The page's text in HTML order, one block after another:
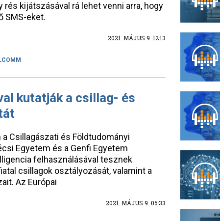
kijátszásával rá lehet venni arra, hogy
SMS-eket.
2021. MÁJUS 9. 12:13
kutatják a csillag- és
Csillagászati és Földtudományi
Egyetem és a Genfi Egyetem
felhasználásával tesznek
csillagok osztályozását, valamint a
Az Európai
2021. MÁJUS 9. 05:33